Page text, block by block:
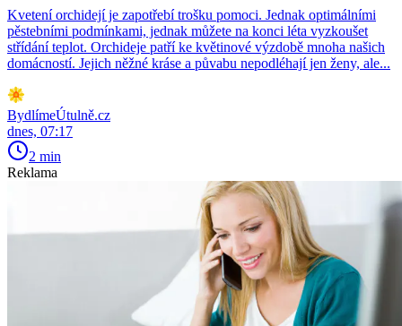
Kvetení orchidejí je zapotřebí trošku pomoci. Jednak optimálními
pěstebními podmínkami, jednak můžete na konci léta vyzkoušet
střídání teplot. Orchideje patří ke květinové výzdobě mnoha našich
domácností. Jejich něžné kráse a půvabu nepodléhají jen ženy, ale...
BydlímeÚtulně.cz
dnes, 07:17
2 min
Reklama